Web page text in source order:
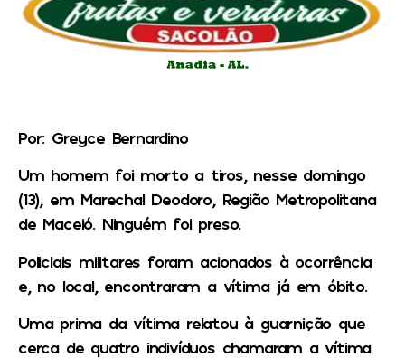
Por: Greyce Bernardino
Um homem foi morto a tiros, nesse domingo
(13), em Marechal Deodoro, Região Metropolitana
de Maceió. Ninguém foi preso.
Policiais militares foram acionados à ocorrência
e, no local, encontraram a vítima já em óbito.
Uma prima da vítima relatou à guarnição que
cerca de quatro indivíduos chamaram a vítima